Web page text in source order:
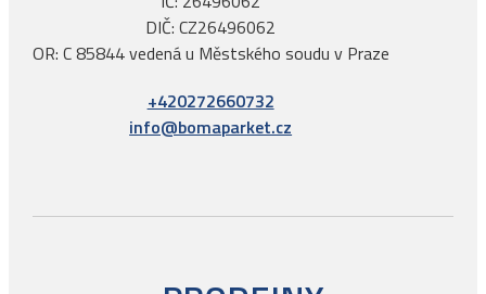
DIČ: CZ26496062
OR: C 85844 vedená u Městského soudu v Praze
+420272660732
info@bomaparket.cz